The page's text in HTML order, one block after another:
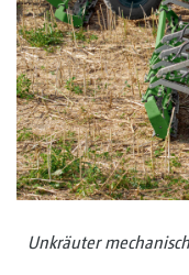
Unkräuter